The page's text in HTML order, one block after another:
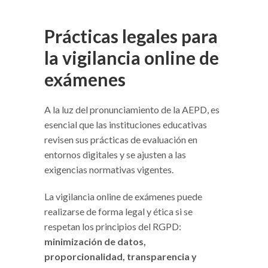
Prácticas legales para
la vigilancia online de
exámenes
A la luz del pronunciamiento de la AEPD, es
esencial que las instituciones educativas
revisen sus prácticas de evaluación en
entornos digitales y se ajusten a las
exigencias normativas vigentes.
La vigilancia online de exámenes puede
realizarse de forma legal y ética si se
respetan los principios del RGPD:
minimización de datos,
proporcionalidad, transparencia y